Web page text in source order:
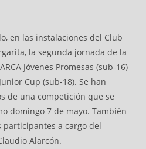
en las instalaciones del Club
la segunda jornada de la
Jóvenes Promesas (sub-16)
Cup (sub-18). Se han
de una competición que se
domingo 7 de mayo. También
a cargo del
Alarcón.